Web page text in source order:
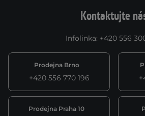
Kontaktujte
Infolinka: +420 556
Prodejna Brno
+420 556 770 196
Prodejna Praha 10